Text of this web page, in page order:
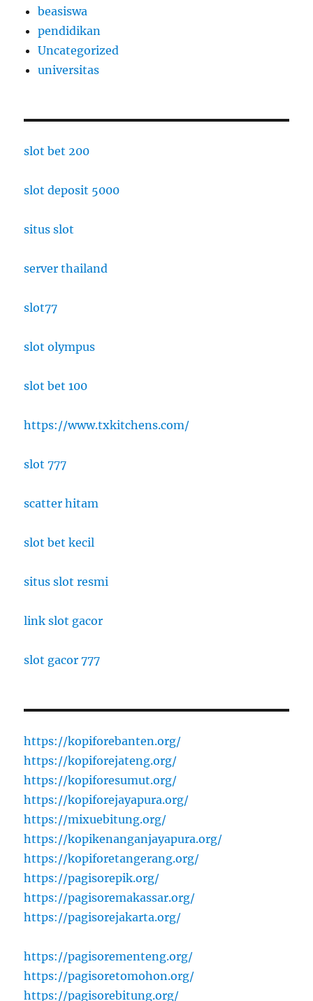
beasiswa
pendidikan
Uncategorized
universitas
slot bet 200
slot deposit 5000
situs slot
server thailand
slot77
slot olympus
slot bet 100
https://www.txkitchens.com/
slot 777
scatter hitam
slot bet kecil
situs slot resmi
link slot gacor
slot gacor 777
https://kopiforebanten.org/
https://kopiforejateng.org/
https://kopiforesumut.org/
https://kopiforejayapura.org/
https://mixuebitung.org/
https://kopikenanganjayapura.org/
https://kopiforetangerang.org/
https://pagisorepik.org/
https://pagisoremakassar.org/
https://pagisorejakarta.org/
https://pagisorementeng.org/
https://pagisoretomohon.org/
https://pagisorebitung.org/